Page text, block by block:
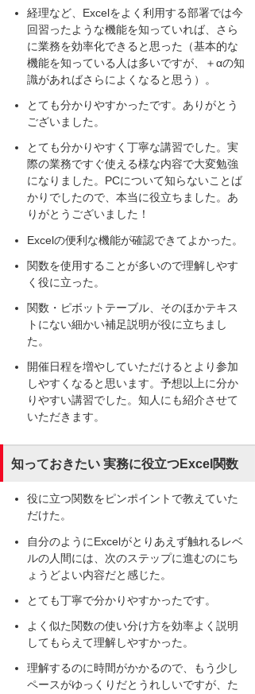
経理など、Excelをよく利用する部署では今
回習ったような機能を知っていれば、さら
に業務を効率化できると思った（基本的な
機能を知っている人は多いですが、＋αの知
識があればさらによくなると思う）。
とても分かりやすかったです。ありがとう
ございました。
とても分かりやすく丁寧な講習でした。実
際の業務ですぐ使える様な内容で大変勉強
になりました。PCについて知らないことば
かりでしたので、本当に役立ちました。あ
りがとうございました！
Excelの便利な機能が確認できてよかった。
関数を使用することが多いので理解しやす
く役に立った。
関数・ピボットテーブル、そのほかテキス
トにない細かい補足説明が役に立ちまし
た。
開催日程を増やしていただけるとより参加
しやすくなると思います。予想以上に分か
りやすい講習でした。知人にも紹介させて
いただきます。
知っておきたい 実務に役立つExcel関数
役に立つ関数をピンポイントで教えていた
だけた。
自分のようにExcelがとりあえず触れるレベ
ルの人間には、次のステップに進むのにち
ょうどよい内容だと感じた。
とても丁寧で分かりやすかったです。
よく似た関数の使い分け方を効率よく説明
してもらえて理解しやすかった。
理解するのに時間がかかるので、もう少し
ペースがゆっくりだとうれしいですが、た